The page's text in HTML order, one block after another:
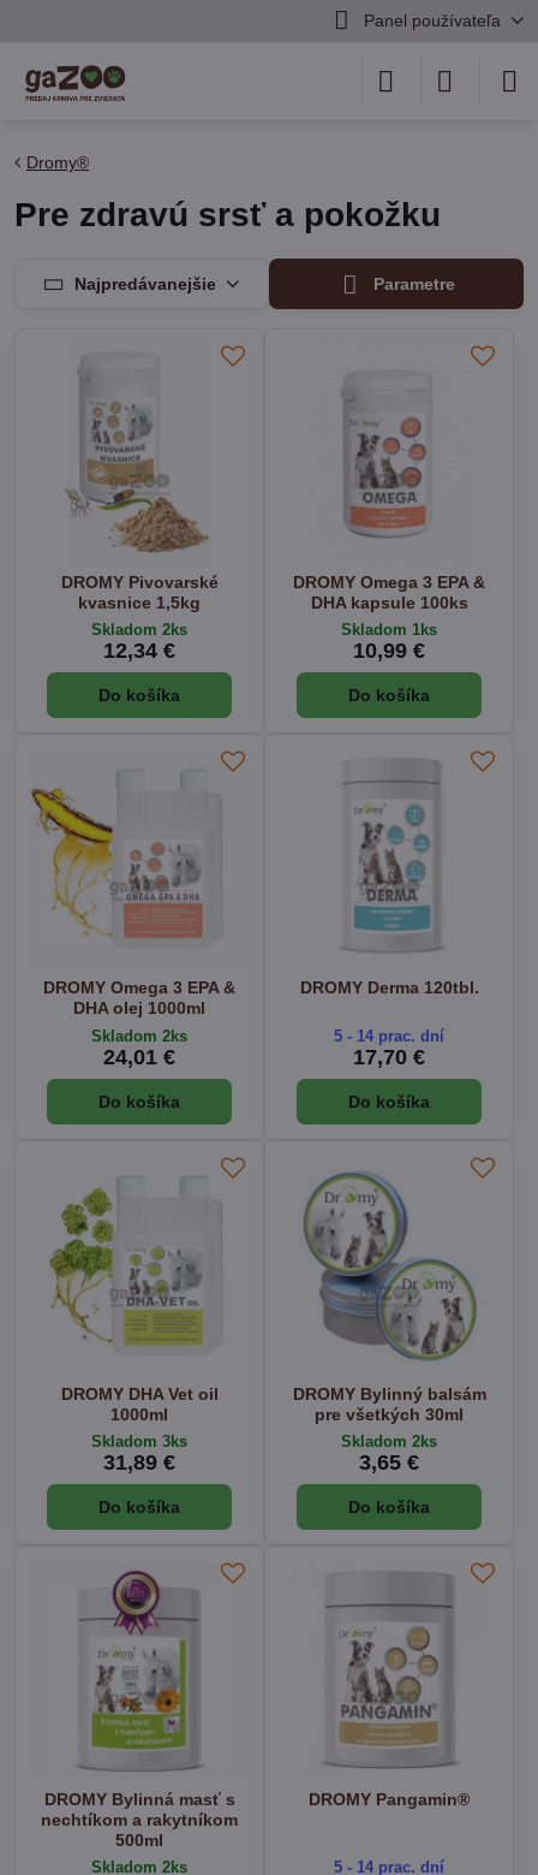
Panel používateľa
Dromy®
Pre zdravú srsť a pokožku
Najpredávanejšie Parametre
DROMY Pivovarské
kvasnice 1,5kg
Skladom 2ks
12,34 €
Do košíka
DROMY Omega 3 EPA &
DHA kapsule 100ks
Skladom 1ks
10,99 €
Do košíka
DROMY Omega 3 EPA &
DHA olej 1000ml
Skladom 2ks
24,01 €
Do košíka
DROMY Derma 120tbl.
5 - 14 prac. dní
17,70 €
Do košíka
DROMY DHA Vet oil
1000ml
Skladom 3ks
31,89 €
Do košíka
DROMY Bylinný balsám
pre všetkých 30ml
Skladom 2ks
3,65 €
Do košíka
DROMY Bylinná masť s
nechtíkom a rakytníkom
500ml
Skladom 2ks
DROMY Pangamin®
5 - 14 prac. dní